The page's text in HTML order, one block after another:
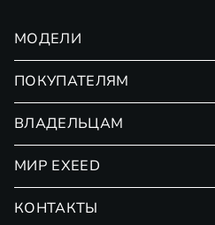
МОДЕЛИ
ПОКУПАТЕЛЯМ
Страхование
ВЛАДЕЛЬЦАМ
Сервис
МИР EXEED
КОНТАКТЫ